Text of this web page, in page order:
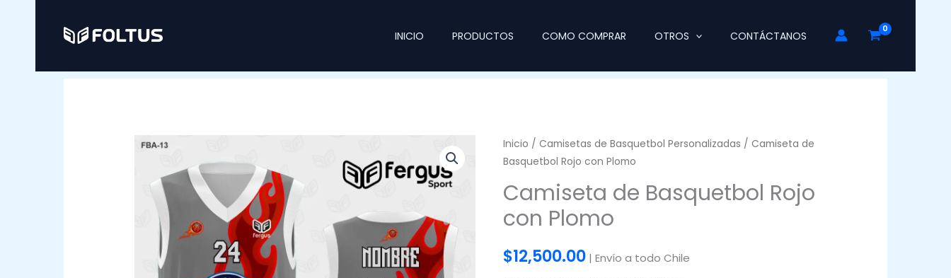
contenido
INICIO PRODUCTOS COMO COMPRAR OTROS CONTÁCTANOS
Inicio / Camisetas de Basquetbol Personalizadas / Camiseta de
Basquetbol Rojo con Plomo
Camiseta de Basquetbol Rojo
con Plomo
$12,500.00 | Envío a todo Chile